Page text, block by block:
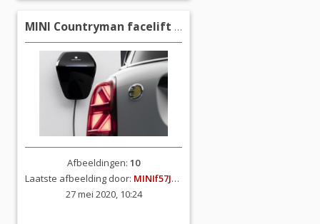
MINI Countryman facelift (F60)
Afbeeldingen: 10
Laatste afbeelding door: MINIf57JCW
27 mei 2020, 10:24